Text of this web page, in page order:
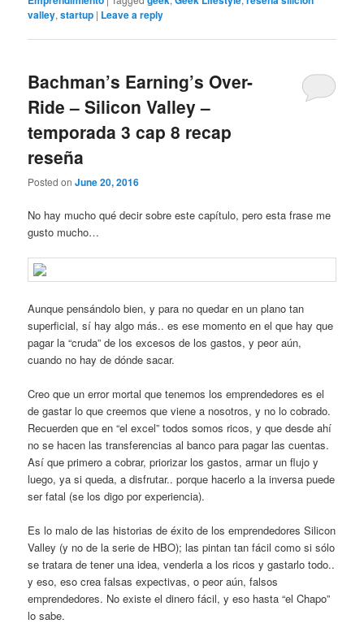
valley,startup | Leave a reply
Bachman’s Earning’s Over-
Ride – Silicon Valley –
temporada 3 cap 8 recap
reseña
Posted onJune 20, 2016
No hay mucho qué decir sobre este capítulo, pero esta frase me
gusto mucho…
Aunque pensándolo bien, y para no quedar en un plano tan
superficial, sí hay algo más.. es ese momento en el que hay que
pagar la “cruda” de los excesos de los gastos, y peor aún,
cuando no hay de dónde sacar.
Creo que un error mortal que tenemos los emprendedores es el
de gastar lo que creemos que viene a nosotros, y no lo cobrado.
Recuerden que en “el excel” todos somos ricos, y que desde ahí
no se hacen las transferencias al banco para pagar las cuentas.
Así que primero a cobrar, priorizar los gastos, armar un flujo y
luego, ya si queda, a disfrutar.. porque hacerlo a la inversa puede
ser fatal (se los digo por experiencia).
Es lo malo de las historias de éxito de los emprendedores Silicon
Valley (y no de la serie de HBO); las pintan tan fácil como si sólo
se tratara de tener una idea, venderla a los ricos y gastarlo todo..
y eso, eso crea falsas expectivas, o peor aún, falsos
emprendedores. No existe el dinero fácil, y eso hasta “el Chapo”
lo sabe.